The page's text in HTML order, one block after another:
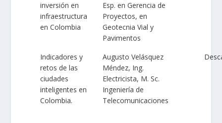
inversión en
infraestructura
en Colombia
Esp. en Gerencia de
Proyectos, en
Geotecnia Vial y
Pavimentos
Indicadores y
retos de las
ciudades
inteligentes en
Colombia.
Augusto Velásquez
Méndez, Ing.
Electricista, M. Sc.
Ingeniería de
Telecomunicaciones